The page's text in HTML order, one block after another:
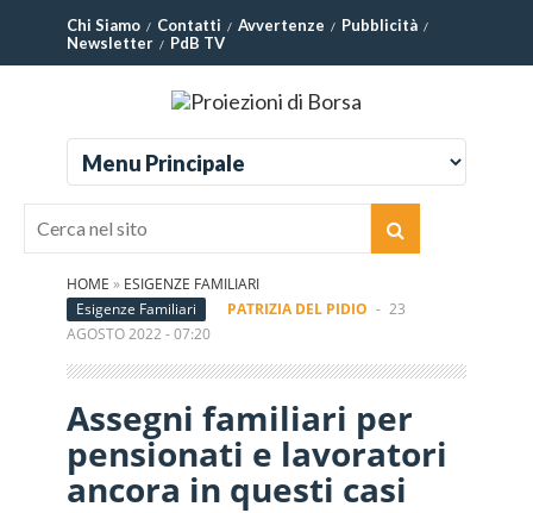
Chi Siamo Contatti Avvertenze
Pubblicità
Newsletter
PdB TV
HOME » ESIGENZE FAMILIARI
Esigenze Familiari
PATRIZIA DEL PIDIO - 23
AGOSTO 2022 - 07:20
Assegni familiari per
pensionati e lavoratori
ancora in questi casi